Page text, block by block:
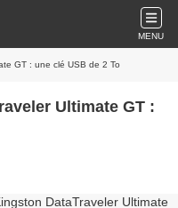
MENU
GT : une clé USB de 2 To
Ultimate GT :